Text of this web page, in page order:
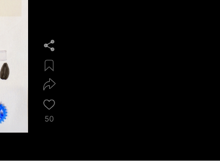
50